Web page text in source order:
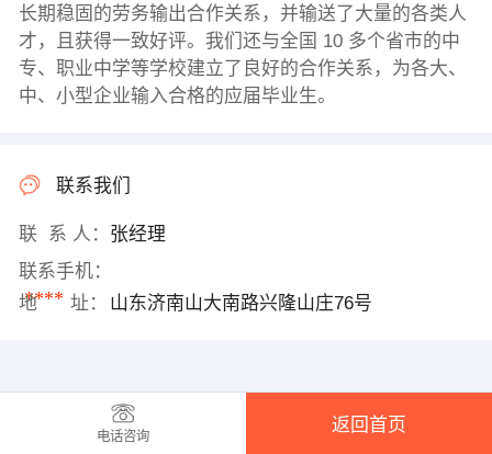
长期稳固的劳务输出合作关系，并输送了大量的各类人
才，且获得一致好评。我们还与全国 10 多个省市的中
专、职业中学等学校建立了良好的合作关系，为各大、
中、小型企业输入合格的应届毕业生。
联系我们
联 系 人： 张经理
联系手机：
****
地 址： 山东济南山大南路兴隆山庄76号
电话咨询
返回首页